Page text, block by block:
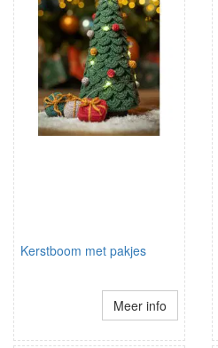
Kerstboom met pakjes
Meer info